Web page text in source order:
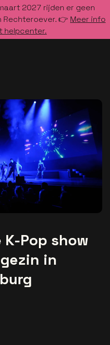
2027 rijden er geen
Rechteroever. 👉 Meer info
helpcenter.
Pop show
in